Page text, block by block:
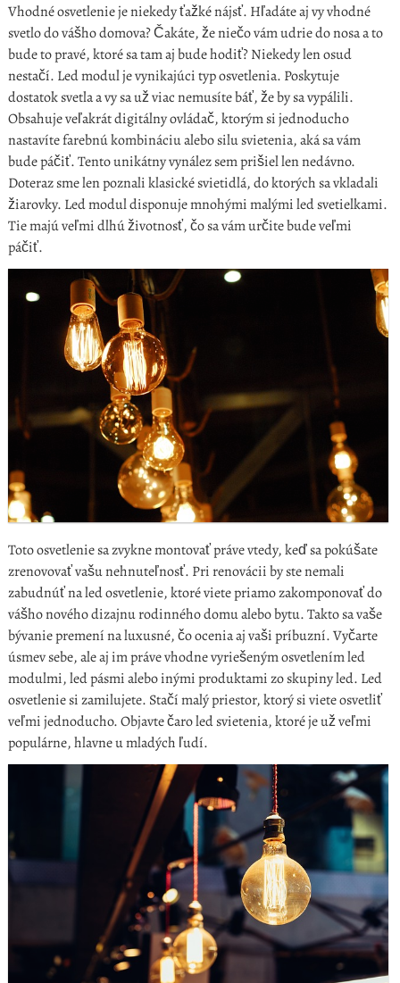
Vhodné osvetlenie je niekedy ťažké nájsť. Hľadáte aj vy vhodné
svetlo do vášho domova? Čakáte, že niečo vám udrie do nosa a to
bude to pravé, ktoré sa tam aj bude hodiť? Niekedy len osud
nestačí. Led modul je vynikajúci typ osvetlenia. Poskytuje
dostatok svetla a vy sa už viac nemusíte báť, že by sa vypálili.
Obsahuje veľakrát digitálny ovládač, ktorým si jednoducho
nastavíte farebnú kombináciu alebo silu svietenia, aká sa vám
bude páčiť. Tento unikátny vynález sem prišiel len nedávno.
Doteraz sme len poznali klasické svietidlá, do ktorých sa vkladali
žiarovky. Led modul disponuje mnohými malými led svetielkami.
Tie majú veľmi dlhú životnosť, čo sa vám určite bude veľmi
páčiť.
Toto osvetlenie sa zvykne montovať práve vtedy, keď sa pokúšate
zrenovovať vašu nehnuteľnosť. Pri renovácii by ste nemali
zabudnúť na led osvetlenie, ktoré viete priamo zakomponovať do
vášho nového dizajnu rodinného domu alebo bytu. Takto sa vaše
bývanie premení na luxusné, čo ocenia aj vaši príbuzní. Vyčarte
úsmev sebe, ale aj im práve vhodne vyriešeným osvetlením led
modulmi, led pásmi alebo inými produktami zo skupiny led. Led
osvetlenie si zamilujete. Stačí malý priestor, ktorý si viete osvetliť
veľmi jednoducho. Objavte čaro led svietenia, ktoré je už veľmi
populárne, hlavne u mladých ľudí.